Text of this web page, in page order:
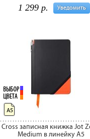
Уведомить
1 299 р.
Cross записная книжка Jot
Medium в линейку A5
А5